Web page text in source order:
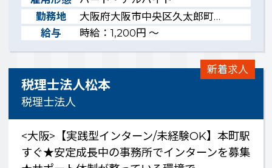
勤務地
大阪府大阪市中央区久太郎町…
給与
時給：1,200円 ～
新着求人
税理士法人松本
税理士法人
<大阪>【実践型インターン/未経験OK】本町駅
すぐ★安定成長中の事務所でインターンを募集